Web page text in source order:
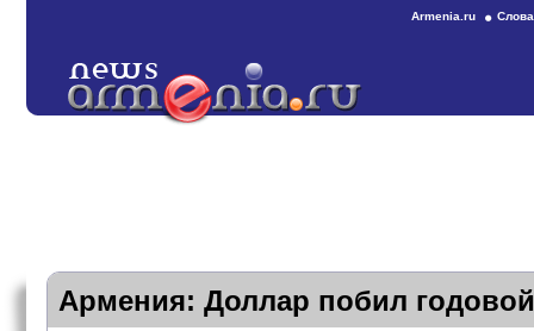
Armenia.ru
Армения: Доллар побил